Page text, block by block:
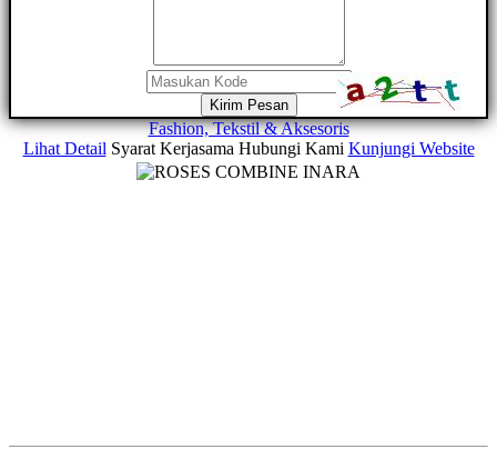
Kirim Pesan
Fashion, Tekstil & Aksesoris
Lihat Detail Syarat Kerjasama Hubungi Kami Kunjungi Website